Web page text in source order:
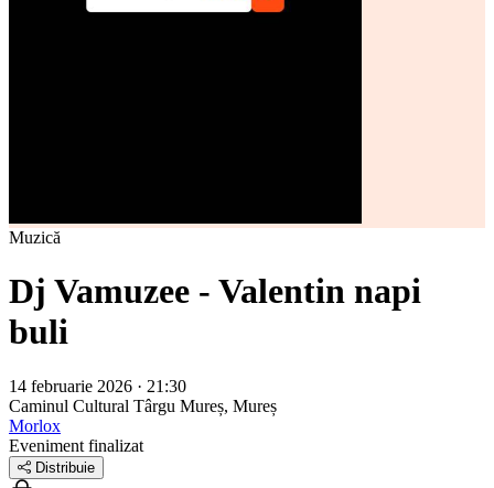
Muzică
Dj Vamuzee - Valentin napi
buli
14 februarie 2026 · 21:30
Caminul Cultural Târgu Mureș, Mureș
Morlox
Eveniment finalizat
Distribuie